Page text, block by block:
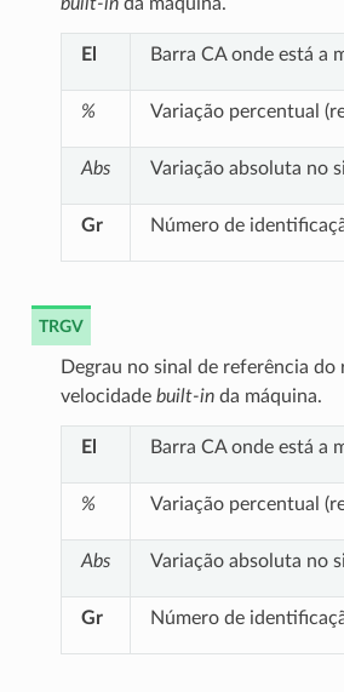
El Barra CA onde está a
% Variação percentual
Abs Variação absoluta no
Gr Número de
TRGV
Degrau no sinal de referência do
velocidade built-inda máquina.
El Barra CA onde está a
% Variação percentual
Abs Variação absoluta no
Gr Número de